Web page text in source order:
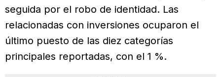
seguida por el robo de identidad. Las
relacionadas con inversiones ocuparon el
último puesto de las diez categorías
principales reportadas, con el 1 %.